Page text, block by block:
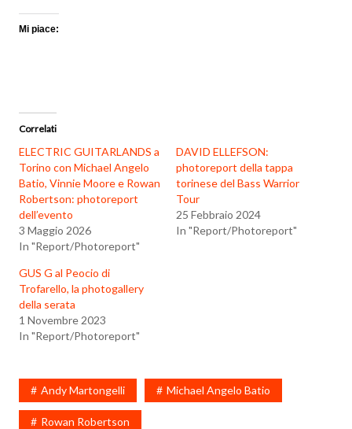
Mi piace:
Correlati
ELECTRIC GUITARLANDS a
Torino con Michael Angelo
Batio, Vinnie Moore e Rowan
Robertson: photoreport
dell’evento
3 Maggio 2026
In "Report/Photoreport"
DAVID ELLEFSON:
photoreport della tappa
torinese del Bass Warrior
Tour
25 Febbraio 2024
In "Report/Photoreport"
GUS G al Peocio di
Trofarello, la photogallery
della serata
1 Novembre 2023
In "Report/Photoreport"
Andy Martongelli Michael Angelo Batio
Rowan Robertson